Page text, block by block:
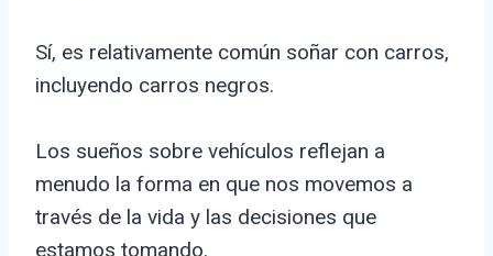
Sí, es relativamente común soñar con carros,
incluyendo carros negros.
Los sueños sobre vehículos reflejan a
menudo la forma en que nos movemos a
través de la vida y las decisiones que
estamos tomando.